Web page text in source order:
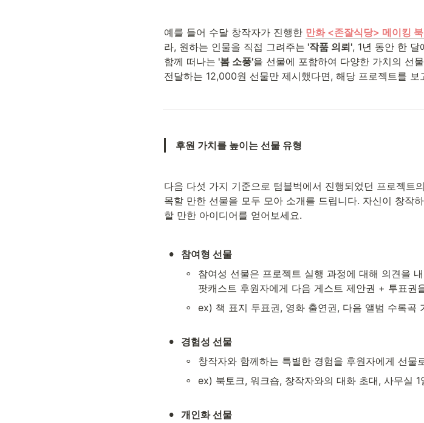
예를 들어 수달 창작자가 진행한 만화 <존잘식당> 메이킹
라, 원하는 인물을 직접 그려주는 '작품 의뢰', 1년 동안 한
함께 떠나는 '봄 소풍'을 선물에 포함하여 다양한 가치의 선
전달하는 12,000원 선물만 제시했다면, 해당 프로젝트를
후원 가치를 높이는 선물 유형
다음 다섯 가지 기준으로 텀블벅에서 진행되었던 프로젝트
목할 만한 선물을 모두 모아 소개를 드립니다. 자신이 창작
할 만한 아이디어를 얻어보세요.
• 참여형 선물
◦
참여성 선물은 프로젝트 실행 과정에 대해 의견을
팟캐스트 후원자에게 다음 게스트 제안권 + 투표권
◦ ex) 책 표지 투표권, 영화 출연권, 다음 앨범 수록곡
• 경험성 선물
◦ 창작자와 함께하는 특별한 경험을 후원자에게 선물
◦ ex) 북토크, 워크숍, 창작자와의 대화 초대, 사무실
• 개인화 선물